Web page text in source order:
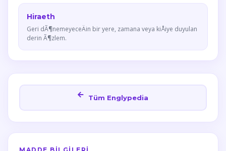
Hiraeth
Geri dÃ¶nemeyeceÄin bir yere, zamana veya kiÅiye duyulan
derin Ã¶zlem.
Tüm Englypedia